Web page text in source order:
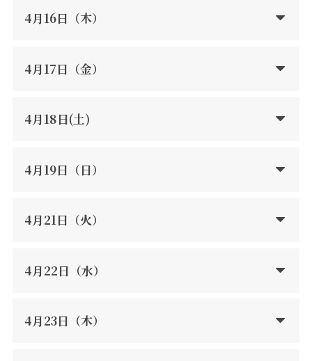
4月16日（木）
4月17日（金）
4月18日(土)
4月19日（日）
4月21日（火）
4月22日（水）
4月23日（木）